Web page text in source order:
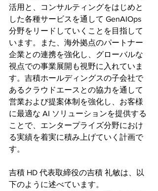
活用と、コンサルティングをはじめと
した各種サービスを通して GenAIOps
分野をリードしていくことを目指して
います。また、海外拠点のパートナー
企業との連携を強化し、グローバルな
視点での事業展開も視野に入れていま
す。吉積ホールディングスの子会社で
あるクラウドエースとの協力を通して
営業および提案体制を強化し、お客様
に最適な AI ソリューションを提供する
ことで、エンタープライズ分野におけ
る実績を着実に積み上げていく計画で
す。
吉積 HD 代表取締役の吉積 礼敏は、以
下のように述べています。